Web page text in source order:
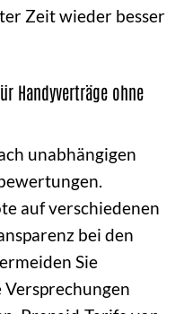
Zeit wieder besser
Handyverträge ohne
unabhängigen
auf verschiedenen
bei den
Sie